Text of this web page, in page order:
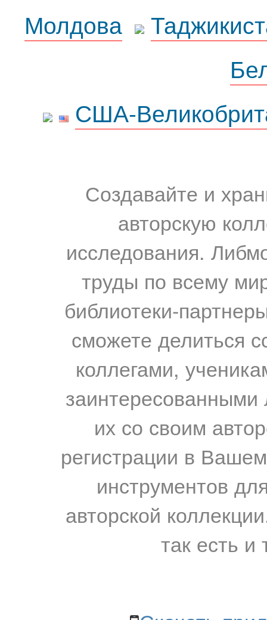
Молдова
США-
Создавайте и
авторскую
исследования.
труды по всему
библиотеки-
сможете делиться
коллегами,
их со своим
регистрации в
инструментов
авторской
так есть и